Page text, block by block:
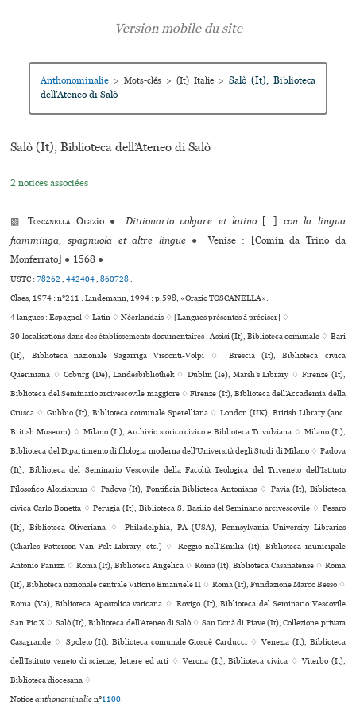
Anthonominalie > Mots-clés > (It) Italie > Salò (It), Biblioteca
dell’Ateneo di Salò
Salò (It), Biblioteca dell’Ateneo di Salò
2 notices associées
▨ToscanellaOrazio ● Dittionario volgare et latino [...] con la lingua
fiamminga, spagnuola et altre lingue ●
Venise : [Comin da Trino da
Monferrato] ● 1568 ●
USTC :78262,442404,860728.
Claes, 1974 : n°211 . Lindemann, 1994 : p.598, «Orazio TOSCANELLA».
4 langues :Espagnol ♢Latin ♢Néerlandais ♢ [Langues présentes à préciser] ♢
30 localisations dans des établissements documentaires : Assisi (It), Biblioteca comunale ♢ Bari
(It), Biblioteca nazionale Sagarriga Visconti-Volpi ♢ Brescia (It), Biblioteca civica
Queriniana ♢ Coburg (De), Landesbibliothek ♢ Dublin (Ie), Marsh’s Library ♢ Firenze (It),
Biblioteca del Seminario arcivescovile maggiore ♢ Firenze (It), Biblioteca dell’Accademia della
Crusca ♢ Gubbio (It), Biblioteca comu­nale Sperelliana ♢ London (UK), British Library (anc.
British Museum) ♢ Milano (It), Archivio sto­rico civico e Biblioteca Trivulziana ♢ Milano (It),
Biblioteca del Dipartimento di filologia moderna dell’Università degli Studi di Milano ♢ Padova
(It), Biblioteca del Seminario Vescovile della Facoltà Teologica del Triveneto dell’Istituto
Filosofico Aloisianum ♢ Padova (It), Pontificia Biblioteca Antoniana ♢ Pavia (It), Biblioteca
civica Carlo Bonetta ♢ Perugia (It), Biblioteca S. Basilio del Seminario arci­ves­co­vile ♢ Pesaro
(It), Biblioteca Oliveriana ♢ Philadelphia, PA (USA), Pennsylvania University Libraries
(Charles Patterson Van Pelt Library, etc.) ♢ Reggio nell’Emilia (It), Biblioteca muni­ci­pale
Antonio Panizzi ♢ Roma (It), Biblioteca Angelica ♢ Roma (It), Biblioteca Casanatense ♢ Roma
(It), Biblioteca nazio­nale cen­trale Vittorio Emanuele II ♢ Roma (It), Fundazione Marco Besso ♢
Roma (Va), Biblioteca Apostolica vaticana ♢ Rovigo (It), Biblioteca del Seminario Vescovile
San Pio X ♢ Salò (It), Biblioteca dell’Ateneo di Salò ♢ San Donà di Piave (It), Collezione privata
Casagrande ♢ Spoleto (It), Biblioteca comu­nale Giosuè Carducci ♢ Venezia (It), Biblioteca
dell’Istituto veneto di scienze, lettere ed arti ♢ Verona (It), Biblioteca civica ♢ Viterbo (It),
Biblioteca diocesana ♢
Noticeanthonominalien°1100.